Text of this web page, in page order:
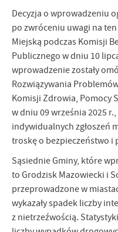
Decyzja o wprowadzeniu
po zwróceniu uwagi na
Miejską podczas Komisji
Publicznego w dniu 10
wprowadzenie zostały
Rozwiązywania
Komisji Zdrowia, Pomocy
w dniu 09 września 2025
indywidualnych zgłoszeń
troskę o bezpieczeństwo i
Sąsiednie Gminy, które
to Grodzisk Mazowiecki i
przeprowadzone w
wykazały spadek liczby
z nietrzeźwością.